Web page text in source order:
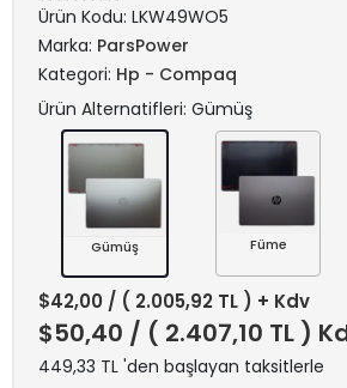
Ürün Kodu: LKW49WO5
Marka: ParsPower
Kategori: Hp - Compaq
Ürün Alternatifleri: Gümüş
Gümüş Füme
$42,00 / ( 2.005,92 TL ) + Kdv
$50,40 / ( 2.407,10 TL )
449,33 TL 'den başlayan taksitlerle